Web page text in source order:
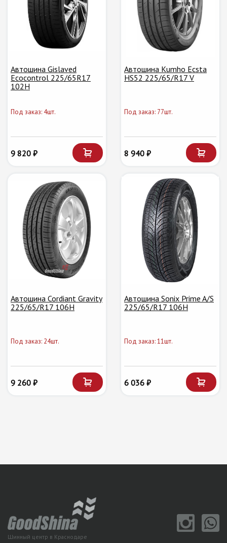
Автошина Gislaved
Ecocontrol 225/65R17
102H
Под заказ: 4шт.
9 820 ₽
Автошина Kumho Ecsta
HS52 225/65/R17 V
Под заказ: 77шт.
8 940 ₽
Автошина Cordiant Gravity
225/65/R17 106H
Под заказ: 24шт.
9 260 ₽
Автошина Sonix Prime A/S
225/65/R17 106H
Под заказ: 11шт.
6 036 ₽
Шинный центр в Краснодаре